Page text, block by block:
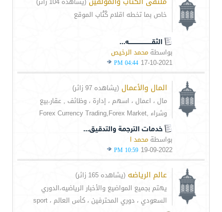
خاص بما تخطه اقلام كُتْاب الموقع
الثقـــــــــــــــــــــــه...
بواسطة محمد الرخيص
17-10-2021
04:44 PM
المال والأعمال (يشاهده 97 زائر)
مال ، اعمال ، اسهم ، إدارة ، وظائف , عقار،بيع
وشراء ,Forex Currency Trading,Forex Market
خدمات الترجمة والتدقيق...
بواسطة محمد ا
19-09-2022
10:59 PM
عالم الرياضه (يشاهده 165 زائر)
يهتم بجميع المواضيع والأخبار الرياضيه،الدوري
السعودي ، دوري المحترفين ، كأس العالم ، sport